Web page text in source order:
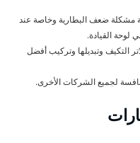
مشكلة ضعف البطارية وخاصة عند
لوحة القيادة.
التكيف وتبديلها وتركيب أفضل
لجميع الشركات الأخرى.